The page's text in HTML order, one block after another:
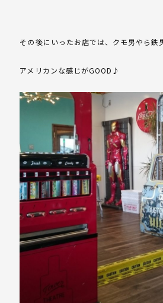
その後にいったお店では、クモ男やら鉄
アメリカンな感じがGOOD♪